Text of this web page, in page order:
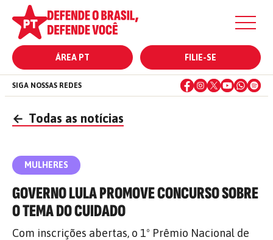
ÁREA PT FILIE-SE
SIGA NOSSAS REDES
← Todas as notícias
MULHERES
GOVERNO LULA PROMOVE CONCURSO SOBRE
O TEMA DO CUIDADO
Com inscrições abertas, o 1º Prêmio Nacional de